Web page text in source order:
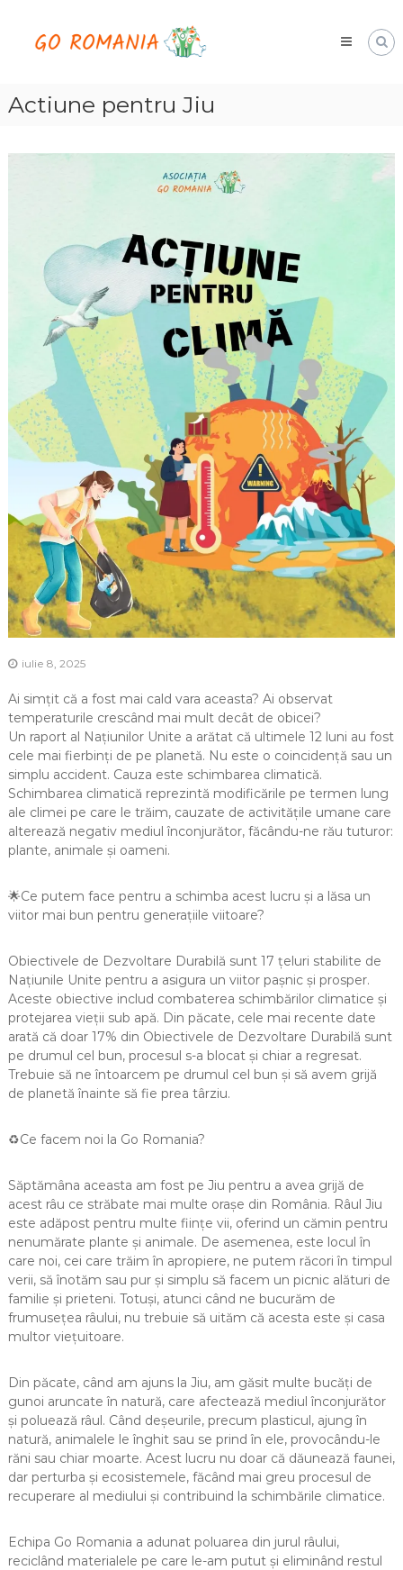
contentRomania
Actiune pentru Jiu
iulie 8, 2025
Ai simțit că a fost mai cald vara aceasta? Ai observat
temperaturile crescând mai mult decât de obicei?
Un raport al Națiunilor Unite a arătat că ultimele 12 luni au fost
cele mai fierbinți de pe planetă. Nu este o coincidență sau un
simplu accident. Cauza este schimbarea climatică.
Schimbarea climatică reprezintă modificările pe termen lung
ale climei pe care le trăim, cauzate de activitățile umane care
alterează negativ mediul înconjurător, făcându-ne rău tuturor:
plante, animale și oameni.
🌟Ce putem face pentru a schimba acest lucru și a lăsa un
viitor mai bun pentru generațiile viitoare?
Obiectivele de Dezvoltare Durabilă sunt 17 țeluri stabilite de
Națiunile Unite pentru a asigura un viitor pașnic și prosper.
Aceste obiective includ combaterea schimbărilor climatice și
protejarea vieții sub apă. Din păcate, cele mai recente date
arată că doar 17% din Obiectivele de Dezvoltare Durabilă sunt
pe drumul cel bun, procesul s-a blocat și chiar a regresat.
Trebuie să ne întoarcem pe drumul cel bun și să avem grijă
de planetă înainte să fie prea târziu.
♻️Ce facem noi la Go Romania?
Săptămâna aceasta am fost pe Jiu pentru a avea grijă de
acest râu ce străbate mai multe orașe din România. Râul Jiu
este adăpost pentru multe ființe vii, oferind un cămin pentru
nenumărate plante și animale. De asemenea, este locul în
care noi, cei care trăim în apropiere, ne putem răcori în timpul
verii, să înotăm sau pur și simplu să facem un picnic alături de
familie și prieteni. Totuși, atunci când ne bucurăm de
frumusețea râului, nu trebuie să uităm că acesta este și casa
multor viețuitoare.
Din păcate, când am ajuns la Jiu, am găsit multe bucăți de
gunoi aruncate în natură, care afectează mediul înconjurător
și poluează râul. Când deșeurile, precum plasticul, ajung în
natură, animalele le înghit sau se prind în ele, provocându-le
răni sau chiar moarte. Acest lucru nu doar că dăunează faunei,
dar perturba și ecosistemele, făcând mai greu procesul de
recuperare al mediului și contribuind la schimbările climatice.
Echipa Go Romania a adunat poluarea din jurul râului,
reciclând materialele pe care le-am putut și eliminând restul